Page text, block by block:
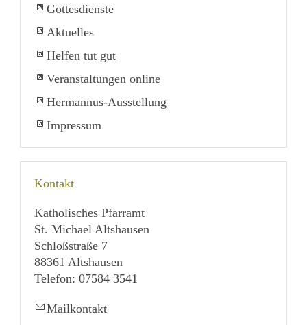
Gottesdienste
Aktuelles
Helfen tut gut
Veranstaltungen online
Hermannus-Ausstellung
Impressum
Kontakt
Katholisches Pfarramt
St. Michael Altshausen
Schloßstraße 7
88361 Altshausen
Telefon: 07584 3541
Mailkontakt